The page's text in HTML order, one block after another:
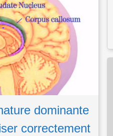
dominante
correctement